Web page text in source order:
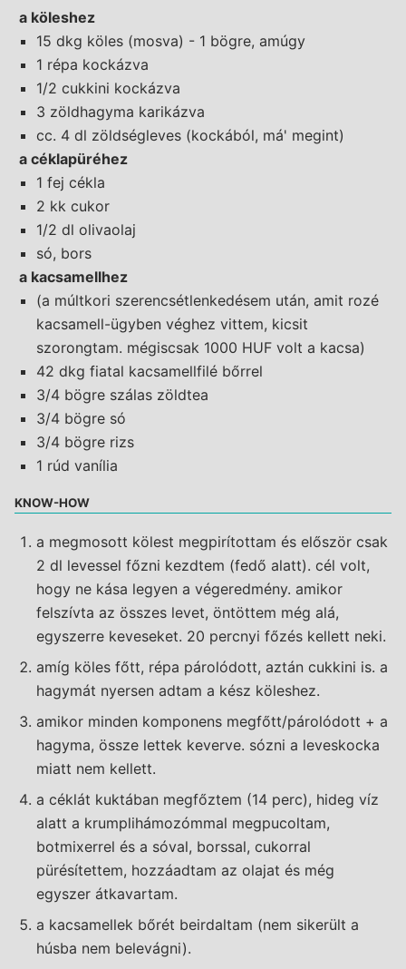
a köleshez
15 dkg köles (mosva) - 1 bögre, amúgy
1 répa kockázva
1/2 cukkini kockázva
3 zöldhagyma karikázva
cc. 4 dl zöldségleves (kockából, má' megint)
a céklapüréhez
1 fej cékla
2 kk cukor
1/2 dl olivaolaj
só, bors
a kacsamellhez
(a múltkori szerencsétlenkedésem után, amit rozé
kacsamell-ügyben véghez vittem, kicsit
szorongtam. mégiscsak 1000 HUF volt a kacsa)
42 dkg fiatal kacsamellfilé bőrrel
3/4 bögre szálas zöldtea
3/4 bögre só
3/4 bögre rizs
1 rúd vanília
KNOW-HOW
a megmosott kölest megpirítottam és először csak
2 dl levessel főzni kezdtem (fedő alatt). cél volt,
hogy ne kása legyen a végeredmény. amikor
felszívta az összes levet, öntöttem még alá,
egyszerre keveseket. 20 percnyi főzés kellett neki.
amíg köles főtt, répa párolódott, aztán cukkini is. a
hagymát nyersen adtam a kész köleshez.
amikor minden komponens megfőtt/párolódott + a
hagyma, össze lettek keverve. sózni a leveskocka
miatt nem kellett.
a céklát kuktában megfőztem (14 perc), hideg víz
alatt a krumplihámozómmal megpucoltam,
botmixerrel és a sóval, borssal, cukorral
pürésítettem, hozzáadtam az olajat és még
egyszer átkavartam.
a kacsamellek bőrét beirdaltam (nem sikerült a
húsba nem belevágni).